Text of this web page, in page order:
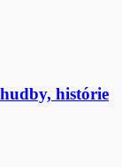
histórie